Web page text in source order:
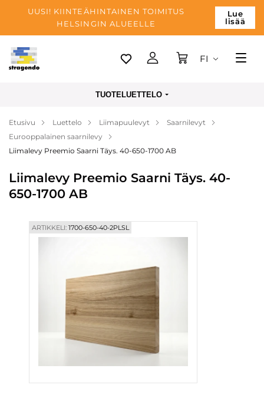
UUSI! KIINTEÄHINTAINEN TOIMITUS
HELSINGIN ALUEELLE
Lue
lisää
Tallinn
Maksu
Yrityksen
Blogi
Yhteystiedot
FI
TUOTELUETTELO
Etusivu Luettelo Liimapuulevyt
Saarnilevyt
Eurooppalainen saarnilevy
Liimalevy Preemio Saarni Täys. 40-650-1700 AB
Liimalevy Preemio Saarni Täys. 40-
650-1700 AB
ARTIKKELI:1700-650-40-2PLSL